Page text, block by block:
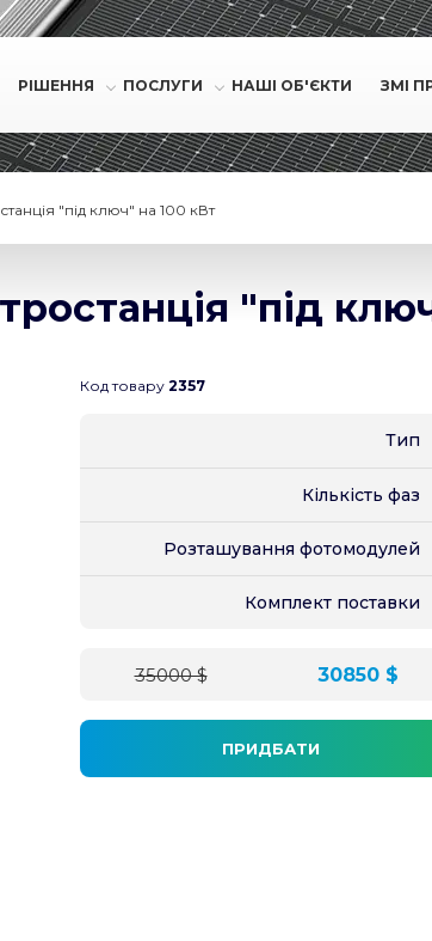
РІШЕННЯ ПОСЛУГИ НАШІ ОБ'ЄКТИ ЗМІ
"під ключ" на 100 кВт
"під
Код товару 2357
Тип
Кількість фаз
Розташування фотомодулей
Комплект поставки
35000 $ 30850 $
ПРИДБАТИ